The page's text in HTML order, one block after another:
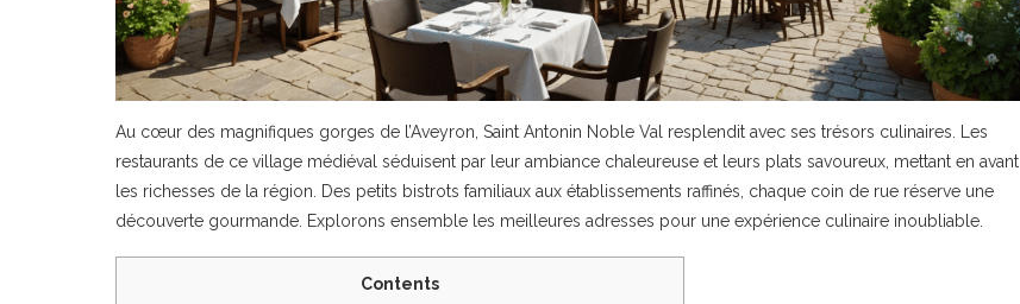
Au cœur des magnifiques gorges de l’Aveyron, Saint Antonin Noble Val resplendit avec ses trésors culinaires. Les
restaurants de ce village médiéval séduisent par leur ambiance chaleureuse et leurs plats savoureux, mettant en avant
les richesses de la région. Des petits bistrots familiaux aux établissements raffinés, chaque coin de rue réserve une
découverte gourmande. Explorons ensemble les meilleures adresses pour une expérience culinaire inoubliable.
Contents